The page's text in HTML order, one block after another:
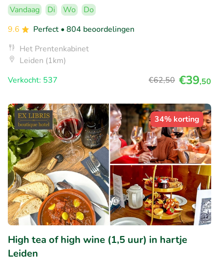
Vandaag Di Wo
Do
9.6
Perfect • 804 beoordelingen
Het Prentenkabinet
Leiden (1km)
Verkocht: 537
€62,50 €39,50
34% korting
High tea of high wine (1,5 uur) in hartje
Leiden